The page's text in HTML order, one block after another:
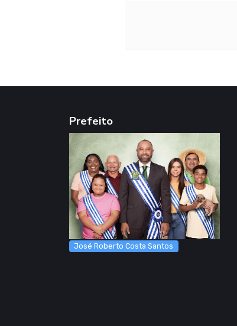
Prefeito
José Roberto Costa Santos